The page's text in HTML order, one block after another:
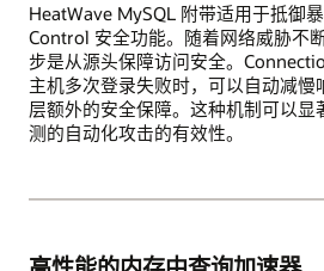
HeatWave MySQL 附带适用于抵御
Control 安全功能。随着网络威胁不
步是从源头保障访问安全。
主机多次登录失败时，可以自动减
层额外的安全保障。这种机制可以
测的自动化攻击的有效性。